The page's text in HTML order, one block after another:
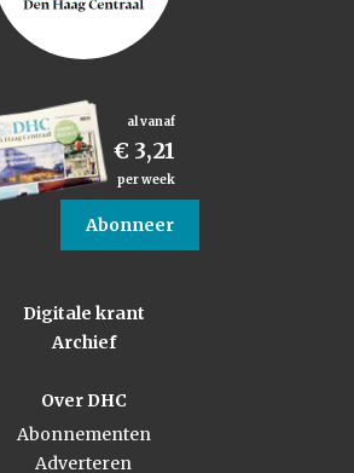
al vanaf
€ 3,21
per week
Abonneer
Digitale krant
Archief
Over DHC
Abonnementen
Adverteren